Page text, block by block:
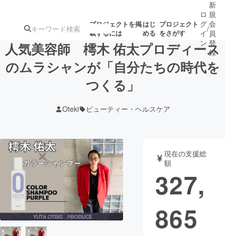
プロジェクトを掲
載するには
はじ
める
プロジェクト
をさがす
注目の新着プロ募集終了が近いプ
テクノロジー・ガジェット
映像・映画 書籍・雑誌
ビジネス・起業 チャレンジ
ロ
グ
イ
ン
/
新
規
会
員
登
録
人気美容師 樗木 佑太プロディース
のムラシャンが「自分たちの時代を
つくる」
Oteki ビューティー・ヘルスケア
現在の支援総
額
327,
865